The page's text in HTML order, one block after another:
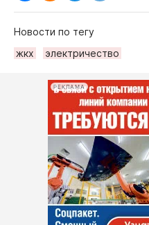
Новости по тегу
жкх
электричество
РЕКЛАМА